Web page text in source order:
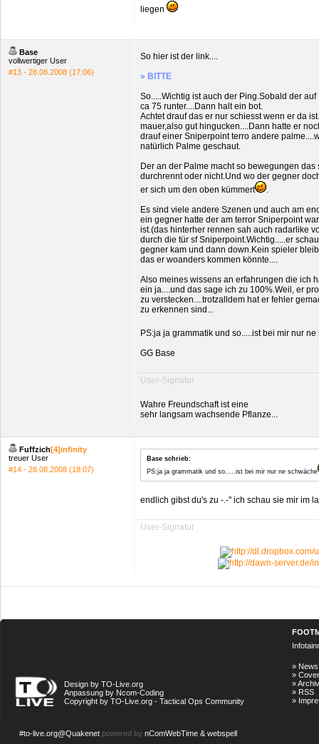
liegen
Base
vollwertiger User
#13 - 28.08.2008 (17:06)
So hier ist der link....
» BITTE
So.....Wichtig ist auch der Ping.Sobald der
ca 75 runter....Dann halt ein bot.
Achtet drauf das er nur schiesst wenn er da
mauer,also gut hingucken....Dann hatte er
drauf einer Sniperpoint terro andere
natürlich Palme geschaut.
Der an der Palme macht so bewegungen
durchrennt oder nicht.Und wo der gegner
er sich um den oben kümmert
.
Es sind viele andere Szenen und auch am
ein gegner hatte der am terror Sniperpoint
ist.(das hinterher rennen sah auch radarlike
durch die tür sf Sniperpoint.Wichtig.....er
gegner kam und dann down.Kein spieler
das er woanders kommen könnte....
Also meines wissens an erfahrungen die ich
ein ja....und das sage ich zu 100%.Weil, er
zu verstecken....trotzalldem hat er fehler
zu erkennen sind...
PS:ja ja grammatik und so.....ist bei mir nur
GG Base
User-Signatur
Wahre Freundschaft ist eine
sehr langsam wachsende Pflanze...
Fuffzich[4]infinity
treuer User
#14 - 28.08.2008 (18:07)
Base schrieb:
PS:ja ja grammatik und so.....ist bei mir nur ne schwäche
endlich gibst du's zu -.-" ich schau sie mir im
User-Signatur
Design by TO-Live.org
Anpassung by Ncom-Coding
Copyright by TO-Live.org - Tactical Ops Community
» News
»
»Archiv
» RSS
»
#to-live.org@Quakenet powered by nComWebTime & webspell